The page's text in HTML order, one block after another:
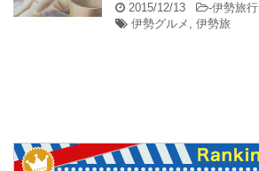
2015/12/13 -伊勢旅行
伊勢グルメ , 伊勢旅